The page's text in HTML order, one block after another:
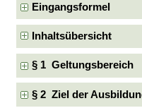
Eingangsformel
Inhaltsübersicht
§ 1 Geltungsbereich
§ 2 Ziel der